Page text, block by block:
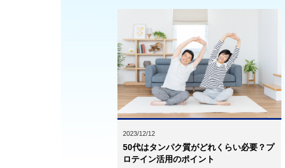
2023/12/12
50代はタンパク質がどれくらい必要？プ
ロテイン活用のポイント